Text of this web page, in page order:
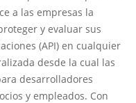
a las empresas la
y evaluar sus
(API) en cualquier
desde la cual las
desarrolladores
y empleados. Con